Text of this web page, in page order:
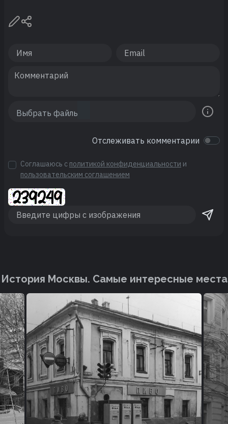
Отслеживать комментарии
Соглашаюсь с политикой конфиденциальности и
пользовательским соглашением
История Москвы. Cамые интересные места